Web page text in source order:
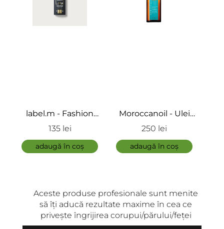
ADAUGĂ
- Fashion
edition styling
pentru coafat
adaugă în coș
Moroccanoil - Ulei
Tratament Original
adaugă în coș
Aceste produse profesionale sunt menite
să îți aducă rezultate maxime în cea ce
privește îngrijirea corupui/părului/feței